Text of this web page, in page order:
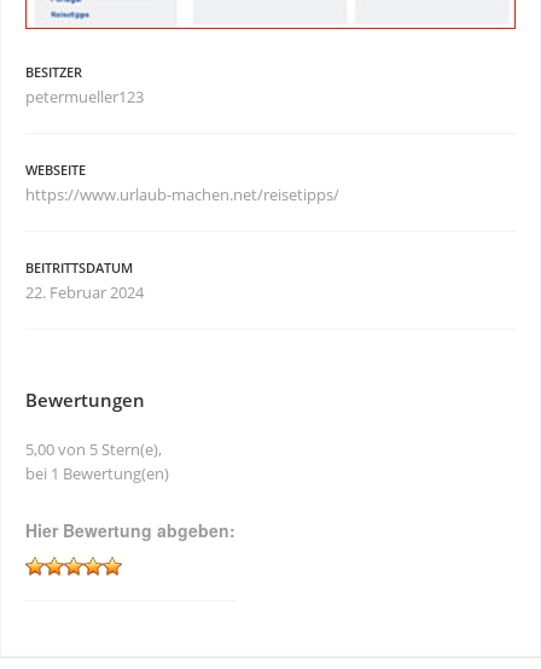
BESITZER
petermueller123
WEBSEITE
https://www.urlaub-machen.net/reisetipps/
BEITRITTSDATUM
22. Februar 2024
Bewertungen
5,00 von 5 Stern(e),
bei 1 Bewertung(en)
Hier Bewertung abgeben: